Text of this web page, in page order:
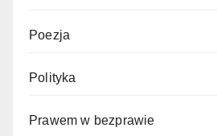
Poezja
Polityka
Prawem w bezprawie